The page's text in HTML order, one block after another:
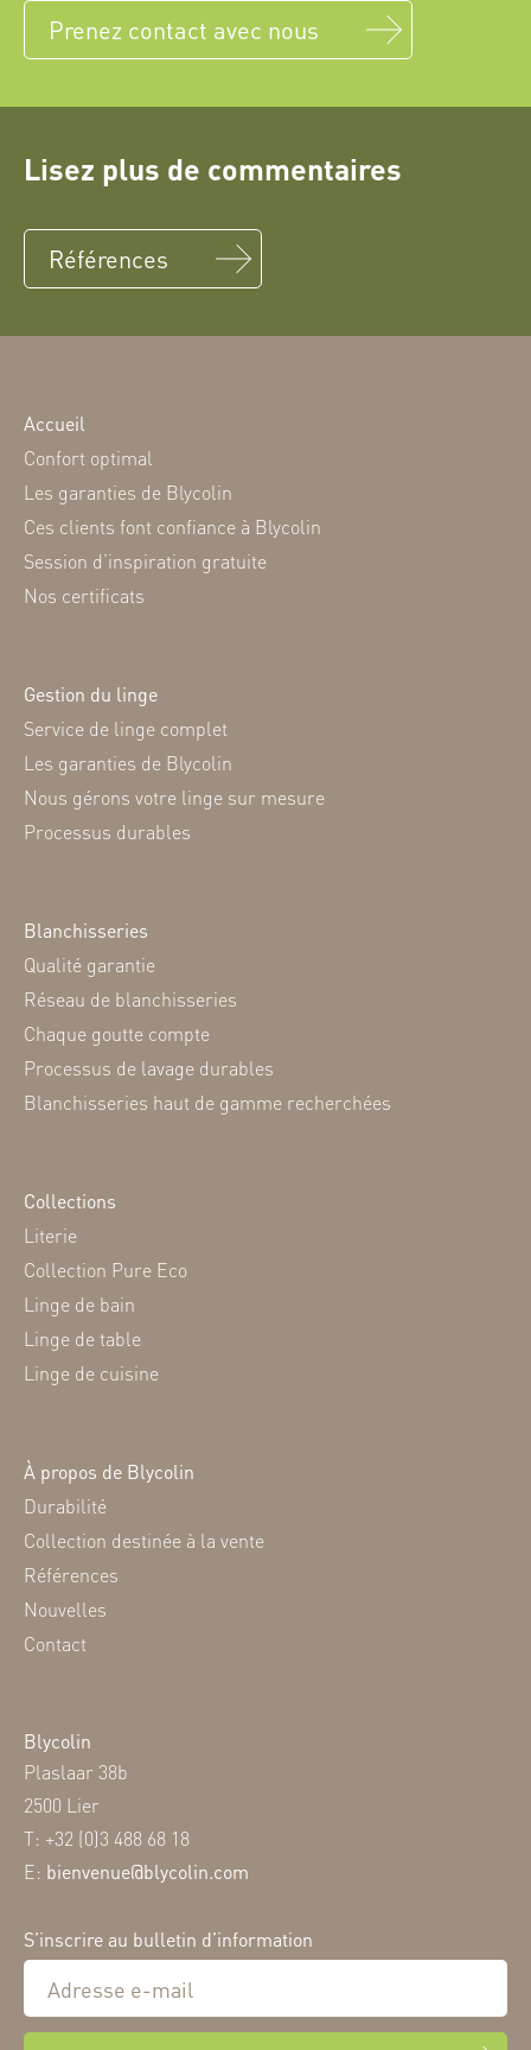
Prenez contact avec nous
Lisez plus de commentaires
Références
Accueil
Confort optimal
Les garanties de Blycolin
Ces clients font confiance à Blycolin
Session d’inspiration gratuite
Nos certificats
Gestion du linge
Service de linge complet
Les garanties de Blycolin
Nous gérons votre linge sur mesure
Processus durables
Blanchisseries
Qualité garantie
Réseau de blanchisseries
Chaque goutte compte
Processus de lavage durables
Blanchisseries haut de gamme recherchées
Collections
Literie
Collection Pure Eco
Linge de bain
Linge de table
Linge de cuisine
À propos de Blycolin
Durabilité
Collection destinée à la vente
Références
Nouvelles
Contact
Blycolin
Plaslaar 38b
2500 Lier
T: +32 (0)3 488 68 18
E: bienvenue@blycolin.com
S’inscrire au bulletin d’information